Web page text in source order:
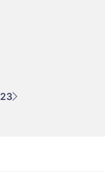
23